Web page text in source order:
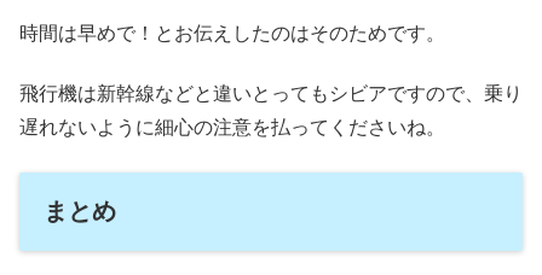
時間は早めで！とお伝えしたのはそのためです。
飛行機は新幹線などと違いとってもシビアですので、乗り
遅れないように細心の注意を払ってくださいね。
まとめ